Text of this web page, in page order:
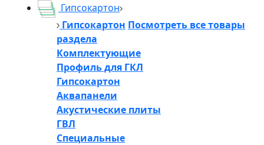
Гипсокартон
Гипсокартон Посмотреть все товары
раздела
Комплектующие
Профиль для ГКЛ
Гипсокартон
Аквапанели
Акустические плиты
ГВЛ
Специальные